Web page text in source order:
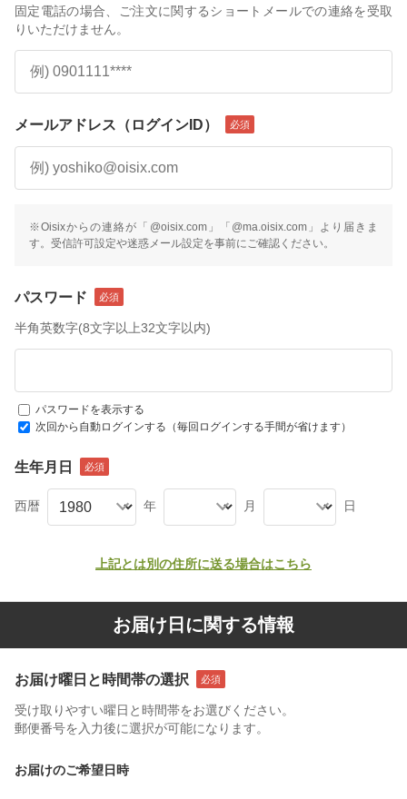
固定電話の場合、ご注文に関するショートメールでの連絡を受取
りいただけません。
メールアドレス（ログインID）
※Oisixからの連絡が「@oisix.com」「@ma.oisix.com」より届きま
す。受信許可設定や迷惑メール設定を事前にご確認ください。
パスワード
半角英数字(8文字以上32文字以内)
パスワードを表示する
次回から自動ログインする（毎回ログインする手間が省けます）
生年月日
西暦 年 月 日
上記とは別の住所に送る場合はこちら
お届け日に関する情報
お届け曜日と時間帯の選択
受け取りやすい曜日と時間帯をお選びください。
郵便番号を入力後に選択が可能になります。
お届けのご希望日時